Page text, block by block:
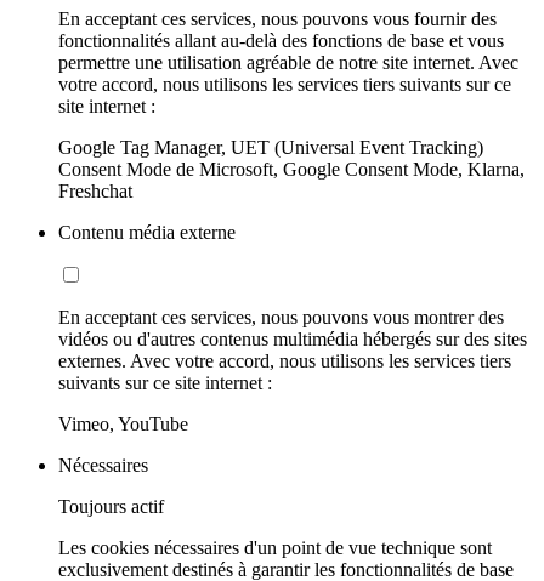
En acceptant ces services, nous pouvons vous fournir des
fonctionnalités allant au-delà des fonctions de base et vous
permettre une utilisation agréable de notre site internet. Avec
votre accord, nous utilisons les services tiers suivants sur ce
site internet :
Google Tag Manager, UET (Universal Event Tracking)
Consent Mode de Microsoft, Google Consent Mode, Klarna,
Freshchat
Contenu média externe
En acceptant ces services, nous pouvons vous montrer des
vidéos ou d'autres contenus multimédia hébergés sur des sites
externes. Avec votre accord, nous utilisons les services tiers
suivants sur ce site internet :
Vimeo, YouTube
Nécessaires
Toujours actif
Les cookies nécessaires d'un point de vue technique sont
exclusivement destinés à garantir les fonctionnalités de base